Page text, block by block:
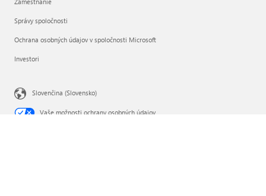
Správy spoločnosti
Ochrana osobných údajov v spoločnosti Microsoft
Investori
Slovenčina (Slovensko)
Vaše možnosti ochrany osobných údajov